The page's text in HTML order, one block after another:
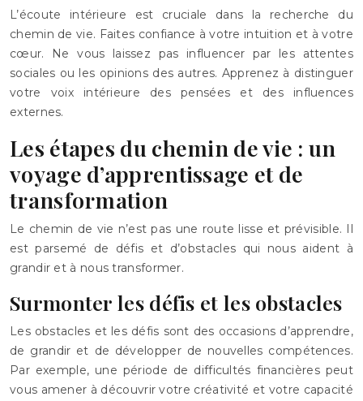
L’écoute intérieure est cruciale dans la recherche du
chemin de vie. Faites confiance à votre intuition et à votre
cœur. Ne vous laissez pas influencer par les attentes
sociales ou les opinions des autres. Apprenez à distinguer
votre voix intérieure des pensées et des influences
externes.
Les étapes du chemin de vie : un
voyage d’apprentissage et de
transformation
Le chemin de vie n’est pas une route lisse et prévisible. Il
est parsemé de défis et d’obstacles qui nous aident à
grandir et à nous transformer.
Surmonter les défis et les obstacles
Les obstacles et les défis sont des occasions d’apprendre,
de grandir et de développer de nouvelles compétences.
Par exemple, une période de difficultés financières peut
vous amener à découvrir votre créativité et votre capacité